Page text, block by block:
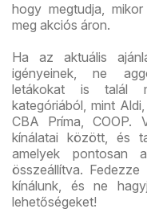
hogy megtudja,
meg akciós áron.
Ha az aktuális
igényeinek, ne
letákokat is talál
kategóriából, mint
CBA Príma, COOP.
kínálatai között, és
amelyek pontosan
összeállítva.
kínálunk, és ne
lehetőségeket!